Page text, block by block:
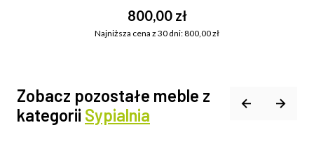
800,00 zł
Najniższa cena z 30 dni: 800,00 zł
Zobacz pozostałe meble z
kategorii Sypialnia